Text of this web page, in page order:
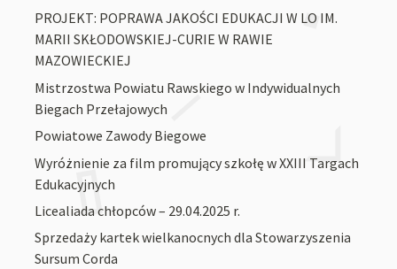
PROJEKT: POPRAWA JAKOŚCI EDUKACJI W LO IM.
MARII SKŁODOWSKIEJ-CURIE W RAWIE
MAZOWIECKIEJ
Mistrzostwa Powiatu Rawskiego w Indywidualnych
Biegach Przełajowych
Powiatowe Zawody Biegowe
Wyróżnienie za film promujący szkołę w XXIII Targach
Edukacyjnych
Licealiada chłopców – 29.04.2025 r.
Sprzedaży kartek wielkanocnych dla Stowarzyszenia
Sursum Corda